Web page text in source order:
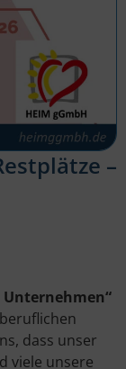
–
Unternehmen“
dass unser
viele unsere